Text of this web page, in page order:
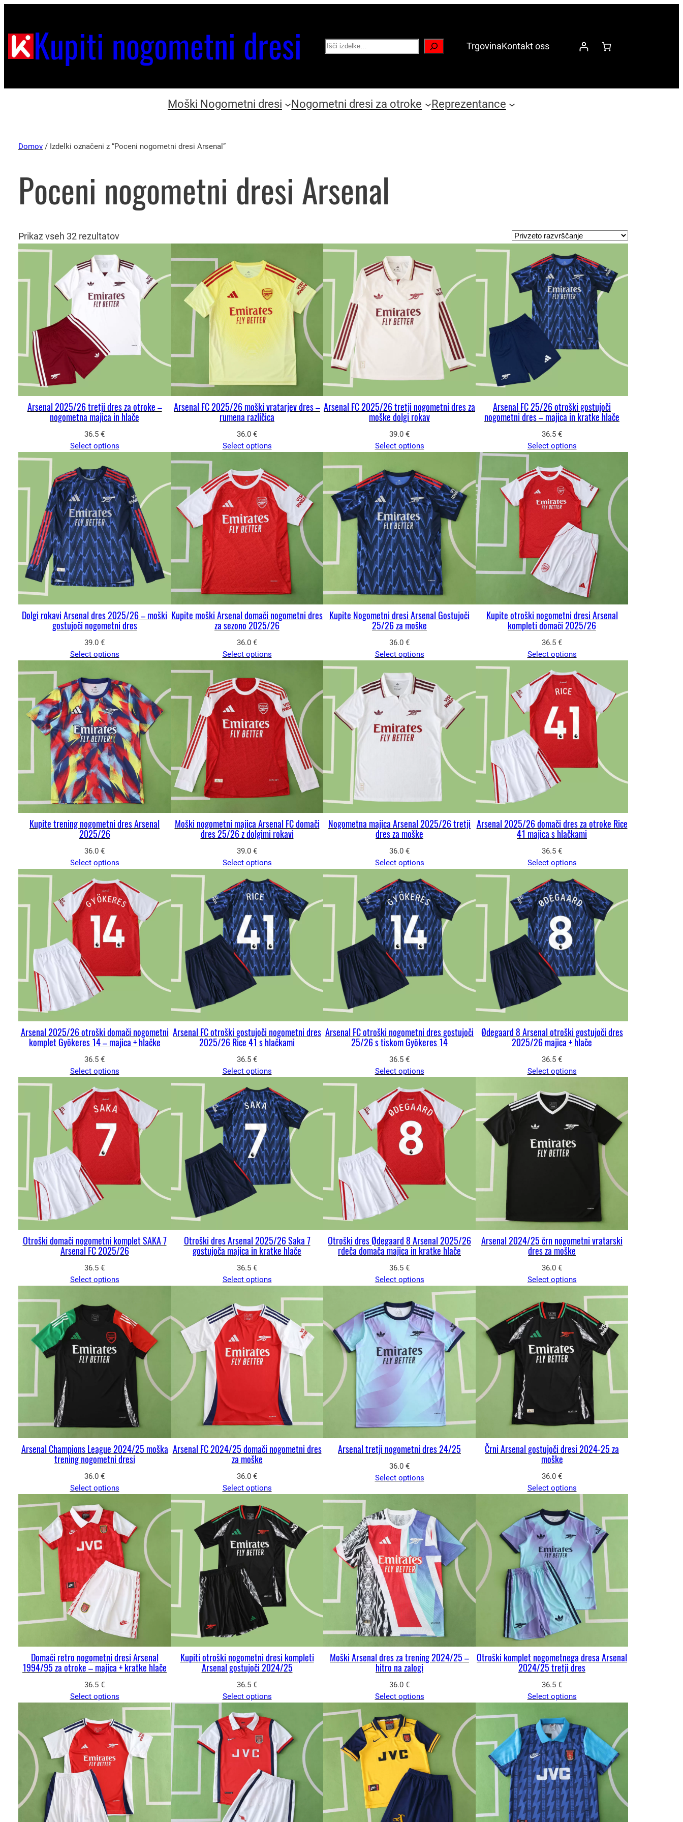
Kupiti nogometni dresi Search TrgovinaKontakt oss
Moški Nogometni dresi Nogometni dresi za otroke Reprezentance
Domov / Izdelki označeni z “Poceni nogometni dresi Arsenal”
Poceni nogometni dresi Arsenal
Prikaz vseh 32 rezultatov
Arsenal 2025/26 tretji dres za otroke –
nogometna majica in hlače
36.5 €
Select options
Arsenal FC 2025/26 moški vratarjev dres –
rumena različica
36.0 €
Select options
Arsenal FC 2025/26 tretji nogometni dres za
moške dolgi rokav
39.0 €
Select options
Arsenal FC 25/26 otroški gostujoči
nogometni dres – majica in kratke hlače
36.5 €
Select options
Dolgi rokavi Arsenal dres 2025/26 – moški
gostujoči nogometni dres
39.0 €
Select options
Kupite moški Arsenal domači nogometni dres
za sezono 2025/26
36.0 €
Select options
Kupite Nogometni dresi Arsenal Gostujoči
25/26 za moške
36.0 €
Select options
Kupite otroški nogometni dresi Arsenal
kompleti domači 2025/26
36.5 €
Select options
Kupite trening nogometni dres Arsenal
2025/26
36.0 €
Select options
Moški nogometni majica Arsenal FC domači
dres 25/26 z dolgimi rokavi
39.0 €
Select options
Nogometna majica Arsenal 2025/26 tretji
dres za moške
36.0 €
Select options
Arsenal 2025/26 domači dres za otroke Rice
41 majica s hlačkami
36.5 €
Select options
Arsenal 2025/26 otroški domači nogometni
komplet Gyökeres 14 – majica + hlačke
36.5 €
Select options
Arsenal FC otroški gostujoči nogometni dres
2025/26 Rice 41 s hlačkami
36.5 €
Select options
Arsenal FC otroški nogometni dres gostujoči
25/26 s tiskom Gyökeres 14
36.5 €
Select options
Ødegaard 8 Arsenal otroški gostujoči dres
2025/26 majica + hlače
36.5 €
Select options
Otroški domači nogometni komplet SAKA 7
Arsenal FC 2025/26
36.5 €
Select options
Otroški dres Arsenal 2025/26 Saka 7
gostujoča majica in kratke hlače
36.5 €
Select options
Otroški dres Ødegaard 8 Arsenal 2025/26
rdeča domača majica in kratke hlače
36.5 €
Select options
Arsenal 2024/25 črn nogometni vratarski
dres za moške
36.0 €
Select options
Arsenal Champions League 2024/25 moška
trening nogometni dresi
36.0 €
Select options
Arsenal FC 2024/25 domači nogometni dres
za moške
36.0 €
Select options
Arsenal tretji nogometni dres 24/25
36.0 €
Select options
Črni Arsenal gostujoči dresi 2024-25 za
moške
36.0 €
Select options
Domači retro nogometni dresi Arsenal
1994/95 za otroke – majica + kratke hlače
36.5 €
Select options
Kupiti otroški nogometni dresi kompleti
Arsenal gostujoči 2024/25
36.5 €
Select options
Moški Arsenal dres za trening 2024/25 –
hitro na zalogi
36.0 €
Select options
Otroški komplet nogometnega dresa Arsenal
2024/25 tretji dres
36.5 €
Select options